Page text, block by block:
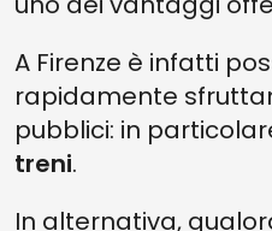
A Firenze è infatti
rapidamente
pubblici: in
treni.
In alternativa,